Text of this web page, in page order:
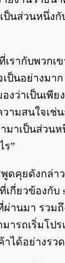
นส่วนหนึ่งกั
เรากับพวกเ
เป็นอย่างมา
งว่าเป็นเพี
วามสนใจเช่
ข้ามาเป็นส่ว
ร”
พูดคุยดังกล่า
กี่ยวข้องกับ
ผ่านมา รวม
ารถเริ่มโป
ได้อย่างรวด